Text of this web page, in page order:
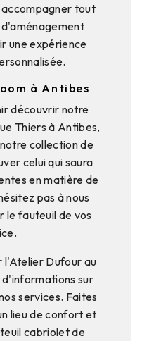
tout
une expérience
à Antibes
découvrir notre
Thiers à Antibes,
collection de
celui qui saura
en matière de
pas à nous
le fauteuil de vos
l'Atelier Dufour au
sur
services. Faites
lieu de confort et
cabriolet de